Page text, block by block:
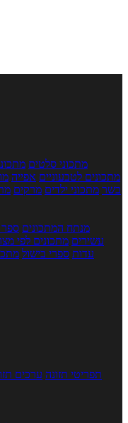
מתכוני סלטים
מתכונים לטבעוניים אפייה
בשר מתכוני ילדים מרקים
מנתח המתכונים ספר
עשירים מתכונים לפי
עדות ספרי בישול
תפריטי תזונה ערכים